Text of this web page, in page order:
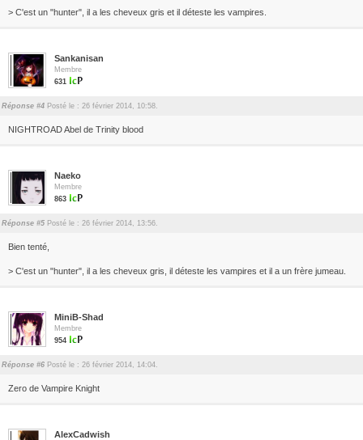
> C'est un "hunter", il a les cheveux gris et il déteste les vampires.
Sankanisan
Membre
631
Réponse #4 Posté le : 26 février 2014, 10:58.
NIGHTROAD Abel de Trinity blood
Naeko
Membre
863
Réponse #5 Posté le : 26 février 2014, 13:56.
Bien tenté,
> C'est un "hunter", il a les cheveux gris, il déteste les vampires et il a un frère jumeau.
MiniB-Shad
Membre
954
Réponse #6 Posté le : 26 février 2014, 14:04.
Zero de Vampire Knight
AlexCadwish